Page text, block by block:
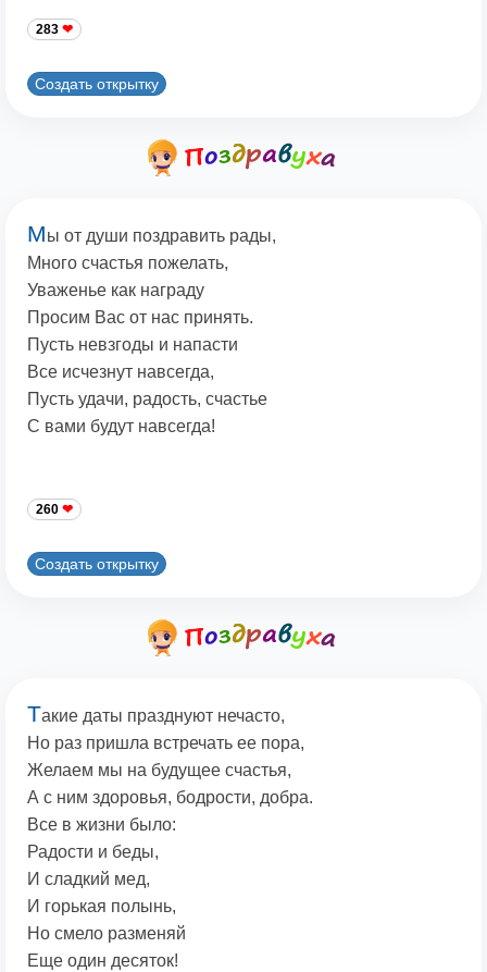
283
Создать открытку
Мы от души поздравить рады,
Много счастья пожелать,
Уваженье как награду
Просим Вас от нас принять.
Пусть невзгоды и напасти
Все исчезнут навсегда,
Пусть удачи, радость, счастье
С вами будут навсегда!
260
Создать открытку
Такие даты празднуют нечасто,
Но раз пришла встречать ее пора,
Желаем мы на будущее счастья,
А с ним здоровья, бодрости, добра.
Все в жизни было:
Радости и беды,
И сладкий мед,
И горькая полынь,
Но смело разменяй
Еще один десяток!